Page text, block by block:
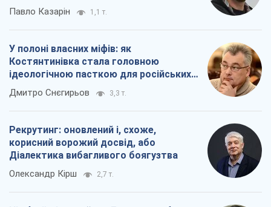
Павло Казарін 1,1 т.
У полоні власних міфів: як
Костянтинівка стала головною
ідеологічною пасткою для російських
окупантів
Дмитро Снєгирьов 3,3 т.
Рекрутинг: оновлений і, схоже,
корисний ворожий досвід, або
Діалектика вибагливого боягузтва
Олександр Кірш 2,7 т.